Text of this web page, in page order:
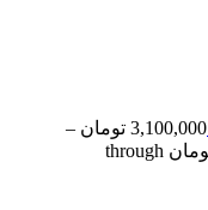
3,100,000 تومان –
Price range: 3,100,000 تومان through